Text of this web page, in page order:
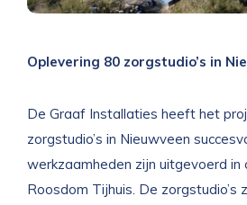
Oplevering 80 zorgstudio’s in
De Graaf Installaties heeft het
zorgstudio’s in Nieuwveen
werkzaamheden zijn uitgevoerd in
Roosdom Tijhuis. De zorgstudio’s